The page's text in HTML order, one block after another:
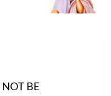
BE